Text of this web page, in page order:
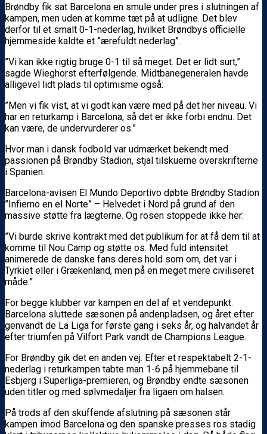
Brøndby fik sat Barcelona en smule under pres i slutningen af
kampen, men uden at komme tæt på at udligne. Det blev
derfor til et smalt 0-1-nederlag, hvilket Brøndbys officielle
hjemmeside kaldte et ”ærefuldt nederlag”.
”Vi kan ikke rigtig bruge 0-1 til så meget. Det er lidt surt,”
sagde Wieghorst efterfølgende. Midtbanegeneralen havde
alligevel lidt plads til optimisme også:
”Men vi fik vist, at vi godt kan være med på det her niveau. Vi
har en returkamp i Barcelona, så det er ikke forbi endnu. Det
kan være, de undervurderer os.”
Hvor man i dansk fodbold var udmærket bekendt med
passionen på Brøndby Stadion, stjal tilskuerne overskrifterne
i Spanien.
Barcelona-avisen El Mundo Deportivo døbte Brøndby Stadion
”Infierno en el Norte” – Helvedet i Nord på grund af den
massive støtte fra lægterne. Og rosen stoppede ikke her:
”Vi burde skrive kontrakt med det publikum for at få dem til at
komme til Nou Camp og støtte os. Med fuld intensitet
animerede de danske fans deres hold som om, det var i
Tyrkiet eller i Grækenland, men på en meget mere civiliseret
måde.”
For begge klubber var kampen en del af et vendepunkt.
Barcelona sluttede sæsonen på andenpladsen, og året efter
genvandt de La Liga for første gang i seks år, og halvandet år
efter triumfen på Vilfort Park vandt de Champions League.
For Brøndby gik det en anden vej. Efter et respektabelt 2-1-
nederlag i returkampen tabte man 1-6 på hjemmebane til
Esbjerg i Superliga-premieren, og Brøndby endte sæsonen
uden titler og med sølvmedaljer fra ligaen om halsen.
På trods af den skuffende afslutning på sæsonen står
kampen imod Barcelona og den spanske presses ros stadig